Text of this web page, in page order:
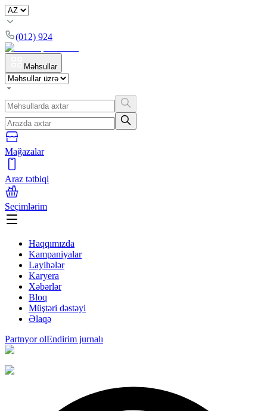
(012) 924
Məhsullar
Mağazalar
Araz tətbiqi
Seçimlərim
Haqqımızda
Kampaniyalar
Layihələr
Karyera
Xəbərlər
Bloq
Müştəri dəstəyi
Əlaqə
Partnyor olEndirim jurnalı